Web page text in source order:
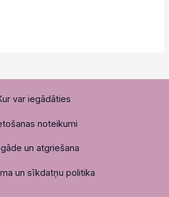
var iegādāties
noteikumi
un atgriešana
un sīkdatņu politika